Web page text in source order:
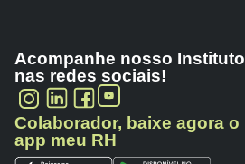
Acompanhe nosso Instituto
nas redes sociais!
Colaborador, baixe agora o
app meu RH